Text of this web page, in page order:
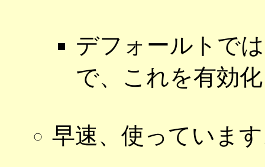
デフォールトで
で、これを有効
早速、使っていま